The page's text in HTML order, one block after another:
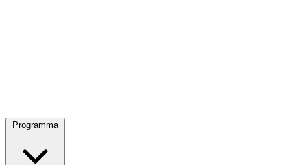
Programma